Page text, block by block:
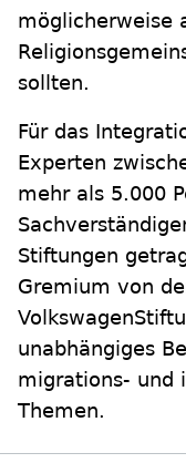
möglicherweise
sollten.
Für das
Experten
mehr als 5.000
Stiftungen
Gremium von
unabhängiges
migrations- und
Themen.